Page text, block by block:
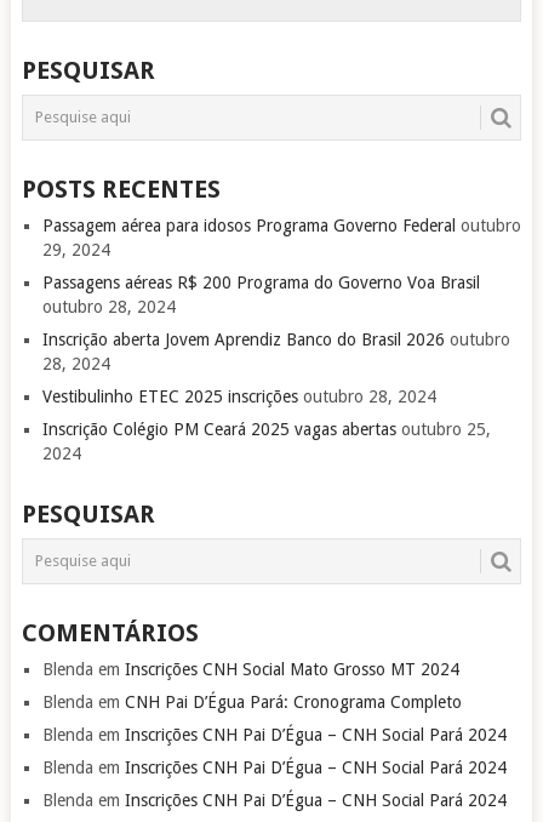
PESQUISAR
POSTS RECENTES
Passagem aérea para idosos Programa Governo Federal outubro
29, 2024
Passagens aéreas R$ 200 Programa do Governo Voa Brasil
outubro 28, 2024
Inscrição aberta Jovem Aprendiz Banco do Brasil 2026 outubro
28, 2024
Vestibulinho ETEC 2025 inscrições outubro 28, 2024
Inscrição Colégio PM Ceará 2025 vagas abertas outubro 25,
2024
PESQUISAR
COMENTÁRIOS
Blenda em Inscrições CNH Social Mato Grosso MT 2024
Blenda em CNH Pai D’Égua Pará: Cronograma Completo
Blenda em Inscrições CNH Pai D’Égua – CNH Social Pará 2024
Blenda em Inscrições CNH Pai D’Égua – CNH Social Pará 2024
Blenda em Inscrições CNH Pai D’Égua – CNH Social Pará 2024